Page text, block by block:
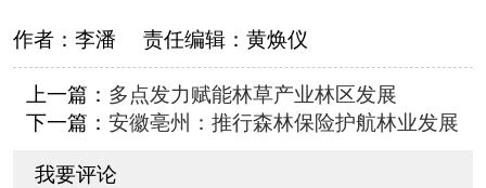
作者： 李潘 责任编辑： 黄焕仪
上一篇： 多点发力赋能林草产业林区发展
下一篇： 安徽亳州：推行森林保险护航林业发展
我要评论